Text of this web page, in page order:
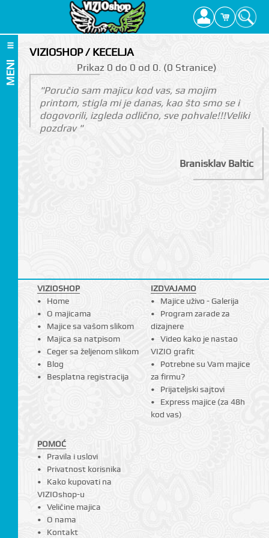
MENI
VIZIOSHOP / KECELJA
Prikаz 0 do 0 оd 0. (0 Strаnicе)
"Poručio sam majicu kod vas, sa mojim
printom, stigla mi je danas, kao što smo se i
dogovorili, izgleda odlično, sve pohvale!!!Veliki
pozdrav "
Branisklav Baltic
VIZIOSHOP
Home
O majicama
Majice sa vašom slikom
Majica sa natpisom
Ceger sa željenom slikom
Blog
Besplatna registracija
IZDVAJAMO
Majice uživo - Galerija
Program zarade za
dizajnere
Video kako je nastao
VIZIO grafit
Potrebne su Vam majice
za firmu?
Prijateljski sajtovi
Express majice (za 48h
kod vas)
POMOĆ
Pravila i uslovi
Privatnost korisnika
Kako kupovati na
VIZIOshop-u
Veličine majica
O nama
Kontakt